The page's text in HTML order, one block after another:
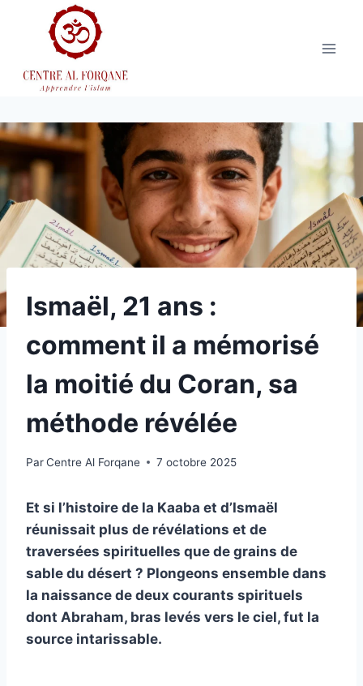
Ismaël, 21 ans :
comment il a mémorisé
la moitié du Coran, sa
méthode révélée
ParCentre Al Forqane 7 octobre 2025
Et si l’histoire de la Kaaba et d’Ismaël
réunissait plus de révélations et de
traversées spirituelles que de grains de
sable du désert ? Plongeons ensemble dans
la naissance de deux courants spirituels
dont Abraham, bras levés vers le ciel, fut la
source intarissable.